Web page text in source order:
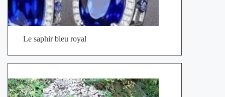
Le saphir bleu royal